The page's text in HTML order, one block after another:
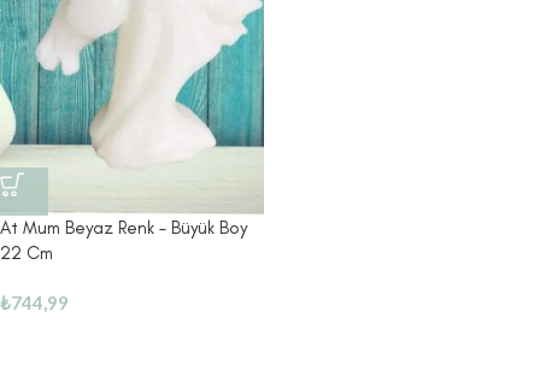
At Mum Beyaz Renk – Büyük Boy
22 Cm
₺744,99